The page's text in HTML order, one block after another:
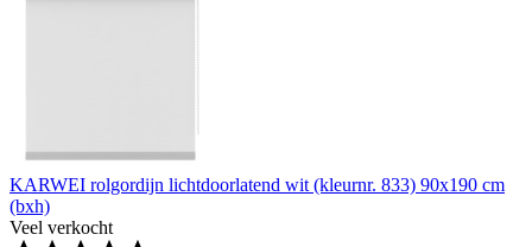
KARWEI rolgordijn lichtdoorlatend wit (kleurnr. 833) 90x190 cm
(bxh)
Veel verkocht